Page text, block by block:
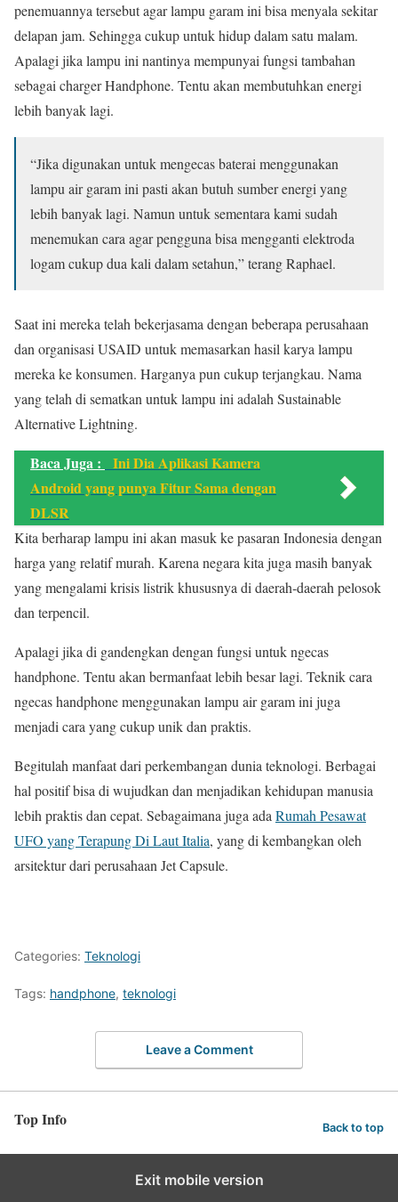
penemuannya tersebut agar lampu garam ini bisa menyala sekitar
delapan jam. Sehingga cukup untuk hidup dalam satu malam.
Apalagi jika lampu ini nantinya mempunyai fungsi tambahan
sebagai charger Handphone. Tentu akan membutuhkan energi
lebih banyak lagi.
“Jika digunakan untuk mengecas baterai menggunakan
lampu air garam ini pasti akan butuh sumber energi yang
lebih banyak lagi. Namun untuk sementara kami sudah
menemukan cara agar pengguna bisa mengganti elektroda
logam cukup dua kali dalam setahun,” terang Raphael.
Saat ini mereka telah bekerjasama dengan beberapa perusahaan
dan organisasi USAID untuk memasarkan hasil karya lampu
mereka ke konsumen. Harganya pun cukup terjangkau. Nama
yang telah di sematkan untuk lampu ini adalah Sustainable
Alternative Lightning.
Baca Juga :
Ini Dia Aplikasi Kamera
Android yang punya Fitur Sama dengan
DLSR
Kita berharap lampu ini akan masuk ke pasaran Indonesia dengan
harga yang relatif murah. Karena negara kita juga masih banyak
yang mengalami krisis listrik khususnya di daerah-daerah pelosok
dan terpencil.
Apalagi jika di gandengkan dengan fungsi untuk ngecas
handphone. Tentu akan bermanfaat lebih besar lagi. Teknik cara
ngecas handphone menggunakan lampu air garam ini juga
menjadi cara yang cukup unik dan praktis.
Begitulah manfaat dari perkembangan dunia teknologi. Berbagai
hal positif bisa di wujudkan dan menjadikan kehidupan manusia
lebih praktis dan cepat. Sebagaimana juga ada Rumah Pesawat
UFO yang Terapung Di Laut Italia, yang di kembangkan oleh
arsitektur dari perusahaan Jet Capsule.
Categories: Teknologi
Tags: handphone, teknologi
Leave a Comment
Top Info Back to top
Exit mobile version